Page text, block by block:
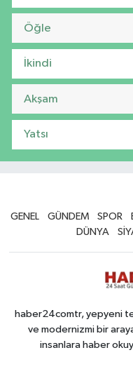
Öğle
İkindi
Akşam
Yatsı
GENEL GÜNDEM SPOR
DÜNYA
haber24comtr, yepyeni
ve modernizmi bir
insanlara haber